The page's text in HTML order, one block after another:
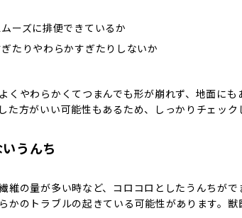
ーズに排便できているか
たりやわらかすぎたりしないか
くやわらかくてつまんでも形が崩れず、地面に
た方がいい可能性もあるため、しっかりチェック
うんち
維の量が多い時など、コロコロとしたうんちが
かのトラブルの起きている可能性があります。獣